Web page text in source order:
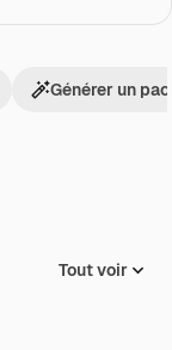
Générer un
Tout voir